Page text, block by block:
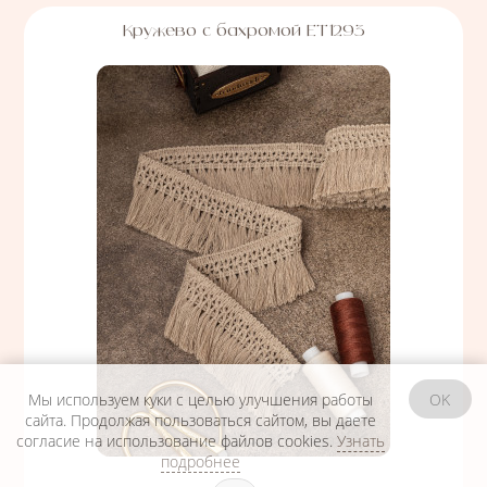
Кружево с бахромой ЕТ1293
Мы используем куки с целью улучшения работы
сайта. Продолжая пользоваться сайтом, вы даете
согласие на использование файлов cookies. Узнать
подробнее
OK